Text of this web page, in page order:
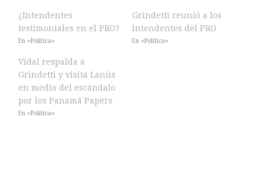
¿Intendentes
testimoniales en el PRO?
En «Política»
Grindetti reunió a los
intendentes del PRO
En «Política»
Vidal respalda a
Grindetti y visita Lanús
en medio del escándalo
por los Panamá Papers
En «Política»